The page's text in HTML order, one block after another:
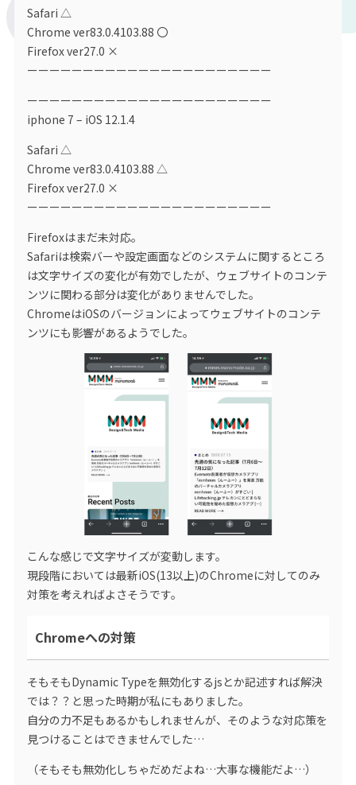
Safari △
Chrome ver83.0.4103.88 〇
Firefox ver27.0 ×
ーーーーーーーーーーーーーーーーーーーーーー
ーーーーーーーーーーーーーーーーーーーーーー
iphone 7 – iOS 12.1.4
Safari △
Chrome ver83.0.4103.88 △
Firefox ver27.0 ×
ーーーーーーーーーーーーーーーーーーーーーー
Firefoxはまだ未対応。
Safariは検索バーや設定画面などのシステムに関するところ
は文字サイズの変化が有効でしたが、ウェブサイトのコンテ
ンツに関わる部分は変化がありませんでした。
ChromeはiOSのバージョンによってウェブサイトのコンテ
ンツにも影響があるようでした。
こんな感じで文字サイズが変動します。
現段階においては最新iOS(13以上)のChromeに対してのみ
対策を考えればよさそうです。
Chromeへの対策
そもそもDynamic Typeを無効化するjsとか記述すれば解決
では？？と思った時期が私にもありました。
自分の力不足もあるかもしれませんが、そのような対応策を
見つけることはできませんでした…
（そもそも無効化しちゃだめだよね…大事な機能だよ…）